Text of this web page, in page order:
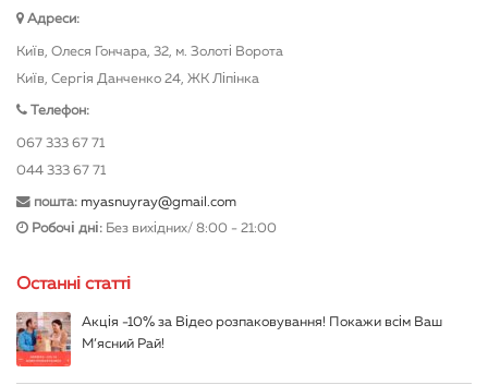
Адреси:
Київ, Олеся Гончара, 32, м. Золоті Ворота
Київ, Сергія Данченко 24, ЖК Ліпінка
Телефон:
067 333 67 71
044 333 67 71
пошта: myasnuyray@gmail.com
Робочі дні: Без вихідних/ 8:00 - 21:00
Останні статті
Акція -10% за Відео розпаковування! Покажи всім Ваш
М’ясний Рай!